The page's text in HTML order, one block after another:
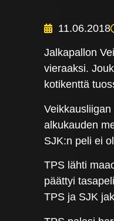
11.06.2018
Jalkapallon
vieraaksi.
kotikenttä
alkukauden
SJK:n peli ei
TPS lähti
päättyi
TPS ja SJK